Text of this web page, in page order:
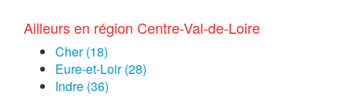
Ailleurs en région Centre-Val-de-Loire
Cher (18)
Eure-et-Loir (28)
Indre (36)